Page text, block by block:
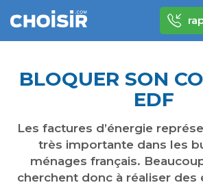
BLOQUER SON
EDF
Les factures d’énergie
très importante dans les
ménages français.
cherchent donc à réaliser des